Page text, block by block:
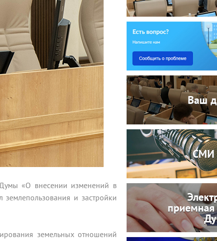
«О внесении изменений в
и застройки
земельных отношений
Ваш
СМИ
приемная